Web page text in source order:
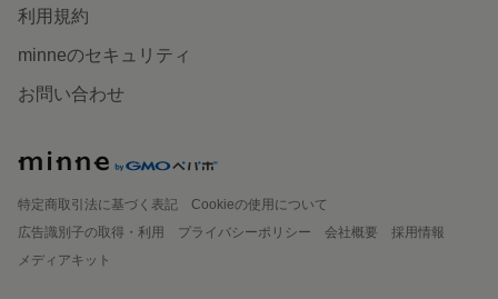
利用規約
minneのセキュリティ
お問い合わせ
特定商取引法に基づく表記
Cookieの使用について
広告識別子の取得・利用
プライバシーポリシー 会社概要
採用情報
メディアキット